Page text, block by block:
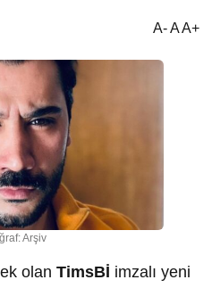
A- A A+
Arşiv
olan TimsBİ imzalı yeni